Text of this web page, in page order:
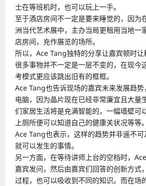
士在等班机时，也可以玩上一手。
至于酒店房间不一定是要来睡觉的，因为
洲当代艺术展中，主办当局更租用当地一
店房间，充作展览的场所。
所以，Ace Tang独特的分享让嘉宾顿时
很多事物并不一定是一层不变的，在现今
考模式更应该跳出旧有的框框。
Ace Tang也告诉现场的嘉宾未来发展趋
电脑，因为晶片现在已经非常廉宜且大量
们家居生活将是充满智能的，一幅墙壁可
上厕所便可以知道自己的健康关状况等等。
Ace Tang也表示，这样的趋势并非遥不
就可以发生的事情。
另一方面，在等待讲师上台的空档时，
嘉宾发问，然后由嘉宾们回答的创新方式
过程，也可以吸收到不同的知识。而在场